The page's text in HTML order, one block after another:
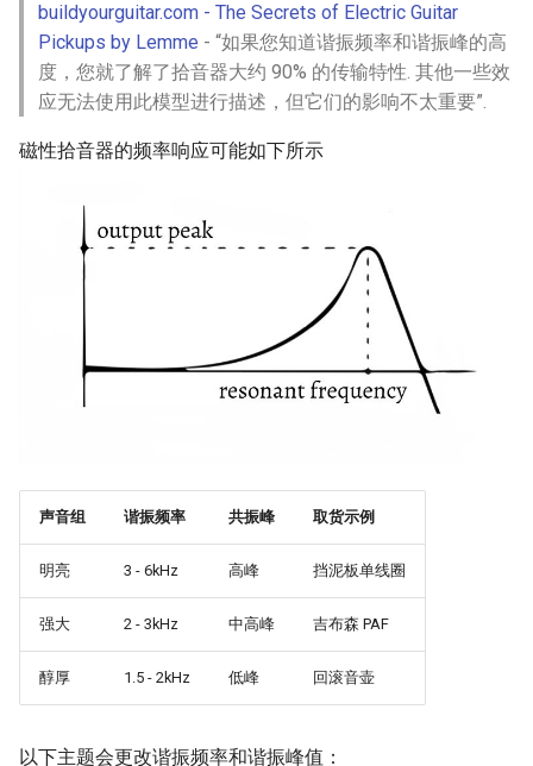
buildyourguitar.com - The Secrets of Electric Guitar
Pickups by Lemme - “如果您知道谐振频率和谐振峰的高
度，您就了解了拾音器大约 90% 的传输特性. 其他一些效
应无法使用此模型进行描述，但它们的影响不太重要”.
磁性拾音器的频率响应可能如下所示
声音组 谐振频率 共振峰 取货示例
明亮 3 - 6kHz 高峰 挡泥板单线圈
强大 2 - 3kHz 中高峰 吉布森 PAF
醇厚 1.5 - 2kHz 低峰 回滚音壶
以下主题会更改谐振频率和谐振峰值：